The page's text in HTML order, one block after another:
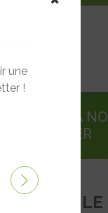
S'INSCRIRE À
NEWSLETTER
une
!